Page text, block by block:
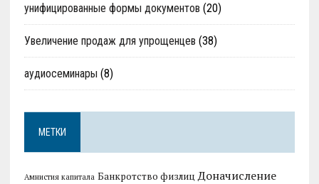
унифицированные формы документов (20)
Увеличение продаж для упрощенцев (38)
аудиосеминары (8)
МЕТКИ
Амнистия капитала Банкротство физлиц Доначисление